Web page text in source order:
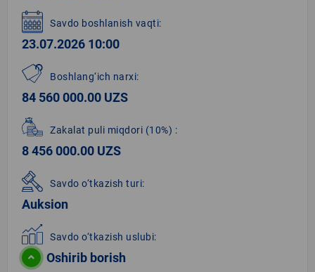
Savdo boshlanish vaqti:
23.07.2026 10:00
Boshlang‘ich narxi:
84 560 000.00 UZS
Zakalat puli miqdori (10%) :
8 456 000.00 UZS
Savdo o‘tkazish turi:
Auksion
Savdo o‘tkazish uslubi:
Oshirib borish